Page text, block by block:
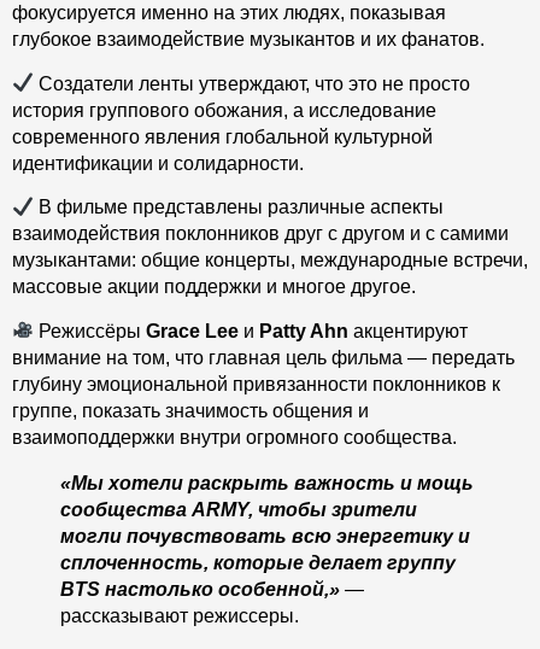
фокусируется именно на этих людях, показывая
глубокое взаимодействие музыкантов и их фанатов.
Создатели ленты утверждают, что это не просто
история группового обожания, а исследование
современного явления глобальной культурной
идентификации и солидарности.
В фильме представлены различные аспекты
взаимодействия поклонников друг с другом и с самими
музыкантами: общие концерты, международные встречи,
массовые акции поддержки и многое другое.
РежиссёрыGrace Lee и Patty Ahn акцентируют
внимание на том, что главная цель фильма — передать
глубину эмоциональной привязанности поклонников к
группе, показать значимость общения и
взаимоподдержки внутри огромного сообщества.
«Мы хотели раскрыть важность и мощь
сообщества ARMY, чтобы зрители
могли почувствовать всю энергетику и
сплоченность, которые делает группу
BTS настолько особенной,» —
рассказывают режиссеры.